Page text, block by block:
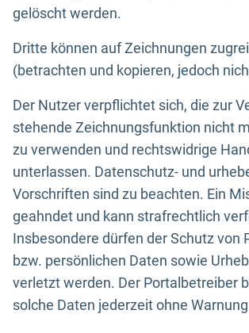
gelöscht werden.
Dritte können auf Zeichnungen
(betrachten und kopieren, jedoch
Der Nutzer verpflichtet sich, die zur
stehende Zeichnungsfunktion nicht
zu verwenden und rechtswidrige
unterlassen. Datenschutz- und
Vorschriften sind zu beachten. Ein
geahndet und kann strafrechtlich
Insbesondere dürfen der Schutz von
bzw. persönlichen Daten sowie
verletzt werden. Der Portalbetreiber
solche Daten jederzeit ohne